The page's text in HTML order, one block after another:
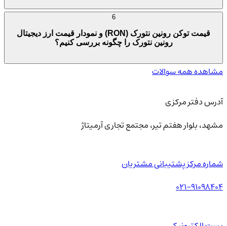
قیمت توکن رونین نتورک (RON) و نمودار قیمت ارز دیجیتال
رونین نتورک را چگونه بررسی کنیم؟
مشاهده همه سوالات
آدرس دفتر مرکزی
مشهد، بلوار هفتم تیر، مجتمع تجاری آرمیتاژ
شماره مرکز پشتیبانی مشتریان
021-91098404